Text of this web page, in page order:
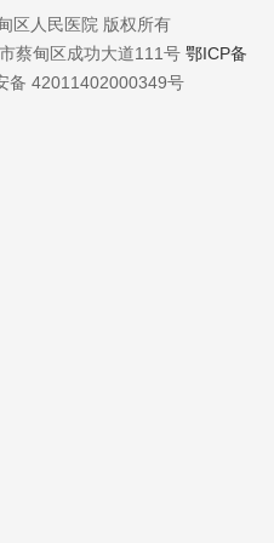
区人民医院 版权所有
蔡甸区成功大道111号 鄂ICP备
备 42011402000349号